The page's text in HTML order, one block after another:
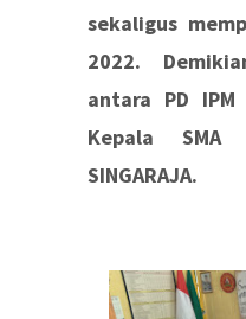
sekaligus
2022.
antara PD IPM
Kepala SMA
SINGARAJA.